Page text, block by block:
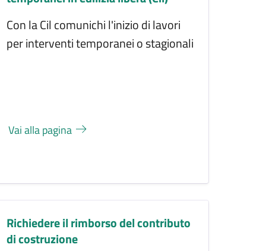
Con la Cil comunichi l'inizio di lavori
per interventi temporanei o stagionali
Vai alla pagina
Richiedere il rimborso del contributo
di costruzione